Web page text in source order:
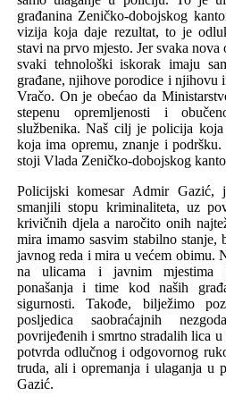
građanina Zeničko-dobojskog
vizija koja daje rezultat, to je
stavi na prvo mjesto. Jer svaka
svaki tehnološki iskorak imaju
građane, njihove porodice i njihovu
Vračo. On je obećao da
stepenu opremljenosti i
službenika. Naš cilj je policija
koja ima opremu, znanje i
stoji Vlada Zeničko-dobojskog
Policijski komesar Admir Gazić,
smanjili stopu kriminaliteta, uz
krivičnih djela a naročito onih
mira imamo sasvim stabilno stanje,
javnog reda i mira u većem obimu.
na ulicama i javnim mjestima
ponašanja i time kod naših
sigurnosti. Takođe, bilježimo
posljedica saobraćajnih
povrijeđenih i smrtno stradalih lica u
potvrda odlučnog i odgovornog
truda, ali i opremanja i ulaganja u
Gazić.